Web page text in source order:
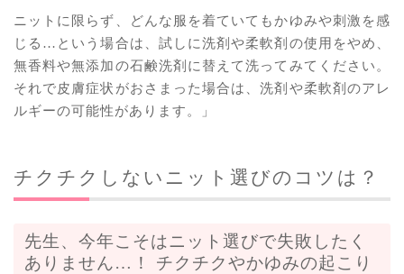
ニットに限らず、どんな服を着ていてもかゆみや刺激を感
じる…という場合は、試しに洗剤や柔軟剤の使用をやめ、
無香料や無添加の石鹸洗剤に替えて洗ってみてください。
それで皮膚症状がおさまった場合は、洗剤や柔軟剤のアレ
ルギーの可能性があります。」
チクチクしないニット選びのコツは？
先生、今年こそはニット選びで失敗したく
ありません…！ チクチクやかゆみの起こり